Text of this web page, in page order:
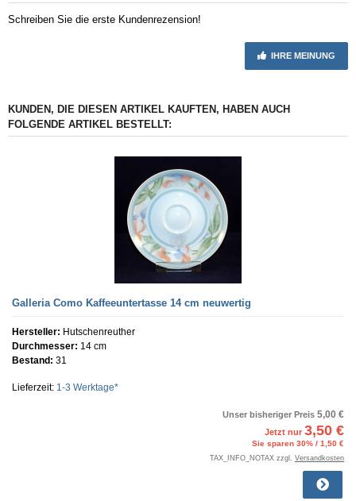
Schreiben Sie die erste Kundenrezension!
IHRE MEINUNG
KUNDEN, DIE DIESEN ARTIKEL KAUFTEN, HABEN AUCH
FOLGENDE ARTIKEL BESTELLT:
Galleria Como Kaffeeuntertasse 14 cm neuwertig
Hersteller: Hutschenreuther
Durchmesser: 14 cm
Bestand: 31
Lieferzeit: 1-3 Werktage*
Unser bisheriger Preis 5,00 €
Jetzt nur 3,50 €
Sie sparen 30% / 1,50 €
TAX_INFO_NOTAX zzgl. Versandkosten